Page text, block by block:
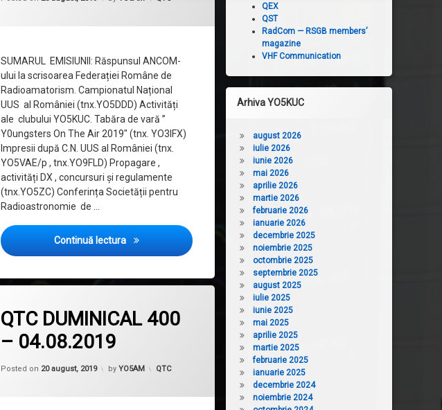
SUMARUL EMISIUNII: Răspunsul ANCOM-
ului la scrisoarea Federației Române de
Radioamatorism. Campionatul Național
UUS al României (tnx.YO5DDD) Activități
ale clubului YO5KUC. Tabăra de vară ”
Y0ungsters On The Air 2019″ (tnx. YO3IFX)
Impresii după C.N. UUS al României (tnx.
YO5VAE/p , tnx.YO9FLD) Propagare ,
activități DX , concursuri și regulamente
(tnx.YO5ZC) Conferința Societății pentru
Radioastronomie de …
Continuă lectura QTC DUMINICAL 402 – 18.08.2019
QTC DUMINICAL 400
– 04.08.2019
Posted on 20 august, 2019 byYO5AM Categorii:
QTC
QEX
QST
RadCom — RSGB members’
magazine
VHF Communication
Arhiva YO5KUC
august 2026
iulie 2026
iunie 2026
mai 2026
aprilie 2026
martie 2026
februarie 2026
ianuarie 2026
decembrie 2025
noiembrie 2025
octombrie 2025
septembrie 2025
august 2025
iulie 2025
iunie 2025
mai 2025
aprilie 2025
martie 2025
februarie 2025
ianuarie 2025
decembrie 2024
noiembrie 2024